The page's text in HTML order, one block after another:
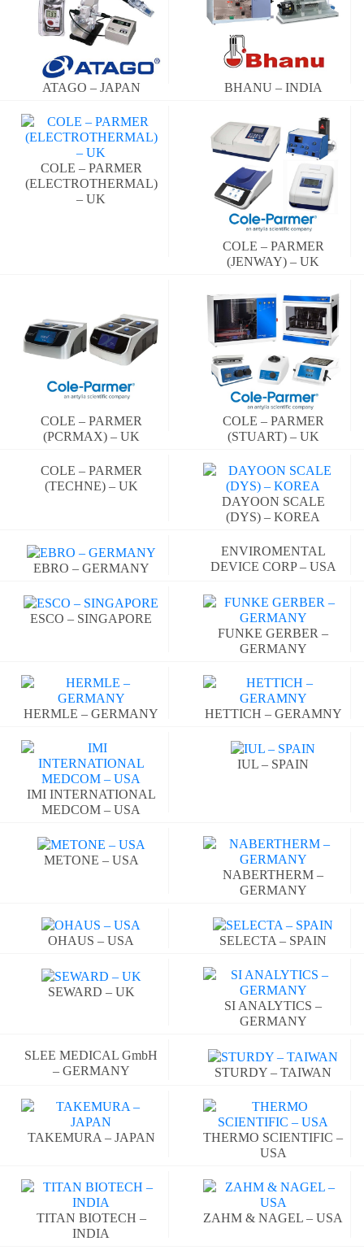
ATAGO – JAPAN BHANU – INDIA
COLE – PARMER
(ELECTROTHERMAL)
– UK
COLE – PARMER
(JENWAY) – UK
COLE – PARMER
(PCRMAX) – UK
COLE – PARMER
(STUART) – UK
COLE – PARMER
(TECHNE) – UK
DAYOON SCALE
(DYS) – KOREA
EBRO – GERMANY
ENVIROMENTAL
DEVICE CORP – USA
ESCO – SINGAPORE
FUNKE GERBER –
GERMANY
HERMLE – GERMANY HETTICH – GERAMNY
IMI INTERNATIONAL
MEDCOM – USA
IUL – SPAIN
METONE – USA
NABERTHERM –
GERMANY
OHAUS – USA SELECTA – SPAIN
SEWARD – UK
SI ANALYTICS –
GERMANY
SLEE MEDICAL GmbH
– GERMANY
STURDY – TAIWAN
TAKEMURA – JAPAN
THERMO SCIENTIFIC –
USA
TITAN BIOTECH –
INDIA
ZAHM & NAGEL – USA